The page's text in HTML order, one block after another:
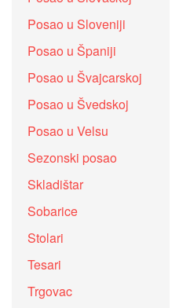
Posao u Sloveniji
Posao u Španiji
Posao u Švajcarskoj
Posao u Švedskoj
Posao u Velsu
Sezonski posao
Skladištar
Sobarice
Stolari
Tesari
Trgovac